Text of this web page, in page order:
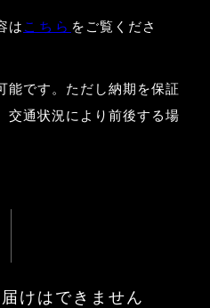
は こちら をご覧くださ
能です。ただし納期を保証
交通状況により前後する場
けはできません